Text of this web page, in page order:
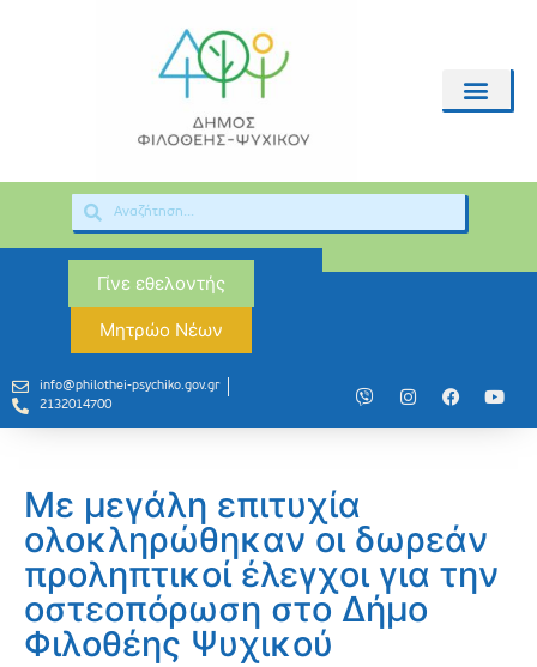
Γίνε εθελοντής
Μητρώο Νέων
info@philothei-psychiko.gov.gr
2132014700
Με μεγάλη επιτυχία
ολοκληρώθηκαν οι δωρεάν
προληπτικοί έλεγχοι για την
οστεοπόρωση στο Δήμο
Φιλοθέης Ψυχικού